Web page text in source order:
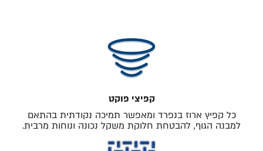
קפיצי פוקט
כל קפיץ ארוז בנפרד ומאפשר תמיכה נקודתית בהתאם
למבנה הגוף, להבטחת חלוקת משקל נכונה ונוחות מרבית.